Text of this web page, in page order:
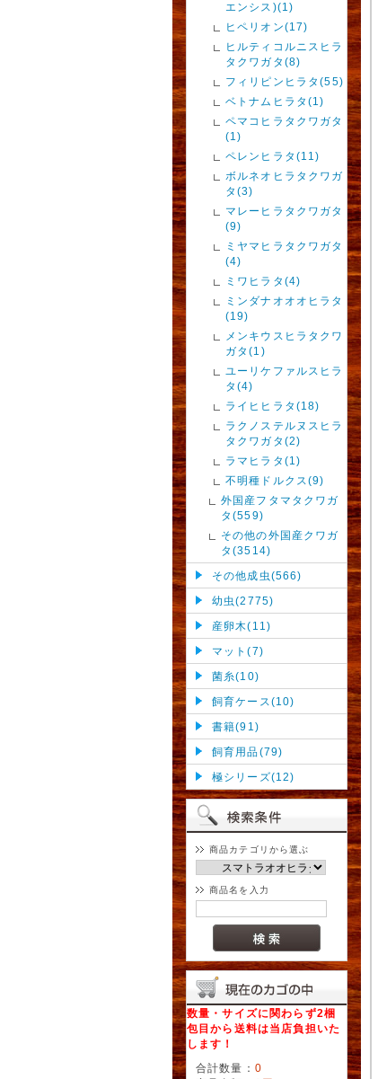
エンシス)(1)
ヒペリオン(17)
ヒルティコルニスヒラ
タクワガタ(8)
フィリピンヒラタ(55)
ベトナムヒラタ(1)
ペマコヒラタクワガタ
(1)
ペレンヒラタ(11)
ボルネオヒラタクワガ
タ(3)
マレーヒラタクワガタ
(9)
ミヤマヒラタクワガタ
(4)
ミワヒラタ(4)
ミンダナオオオヒラタ
(19)
メンキウスヒラタクワ
ガタ(1)
ユーリケファルスヒラ
タ(4)
ライヒヒラタ(18)
ラクノステルヌスヒラ
タクワガタ(2)
ラマヒラタ(1)
不明種ドルクス(9)
外国産フタマタクワガ
タ(559)
その他の外国産クワガ
タ(3514)
その他成虫(566)
幼虫(2775)
産卵木(11)
マット(7)
菌糸(10)
飼育ケース(10)
書籍(91)
飼育用品(79)
極シリーズ(12)
商品カテゴリから選ぶ
商品名を入力
数量・サイズに関わらず2梱
包目から送料は当店負担いた
します！
合計数量： 0